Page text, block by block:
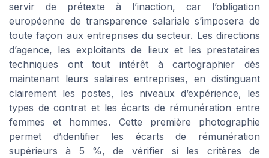
servir de prétexte à l’inaction, car l’obligation
européenne de transparence salariale s’imposera de
toute façon aux entreprises du secteur. Les directions
d’agence, les exploitants de lieux et les prestataires
techniques ont tout intérêt à cartographier dès
maintenant leurs salaires entreprises, en distinguant
clairement les postes, les niveaux d’expérience, les
types de contrat et les écarts de rémunération entre
femmes et hommes. Cette première photographie
permet d’identifier les écarts de rémunération
supérieurs à 5 %, de vérifier si les critères de